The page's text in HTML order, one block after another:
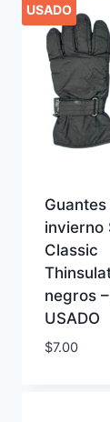
USADO
invierno
Classic
negros
USADO
$7.00